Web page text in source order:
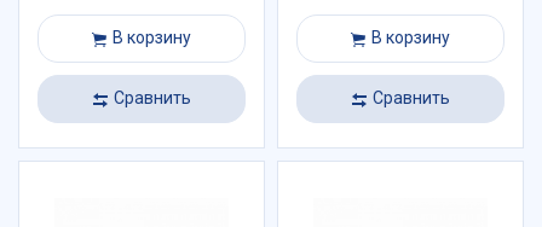
В корзину
Сравнить
В корзину
Сравнить